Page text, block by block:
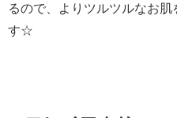
るので、よりツルツルなお
す☆